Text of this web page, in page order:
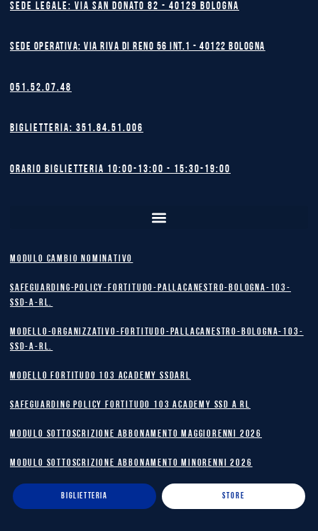
Sede legale: Via San Donato 82 - 40129 BOLOGNA
Sede operativa: Via Riva di Reno 56 int.1 - 40122 BOLOGNA
051.52.07.48
Biglietteria: 351.84.51.006
Orario biglietteria 10:00-13:00 - 15:30-19:00
MODULO CAMBIO NOMINATIVO
safeguarding-policy-Fortitudo-Pallacanestro-Bologna-103-
SSD-A-RL.
Modello-Organizzativo-Fortitudo-Pallacanestro-Bologna-103-
SSD-A-RL.
MODELLO FORTITUDO 103 ACADEMY SSDARL
safeguarding policy Fortitudo 103 Academy SSD A RL
MODULO SOTTOSCRIZIONE ABBONAMENTO MAGGIORENNI 2026
MODULO SOTTOSCRIZIONE ABBONAMENTO MINORENNI 2026
BIGLIETTERIA STORE